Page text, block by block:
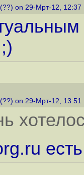
(??) on 29-Мрт-12, 12:37
(??) on 29-Мрт-12, 13:51